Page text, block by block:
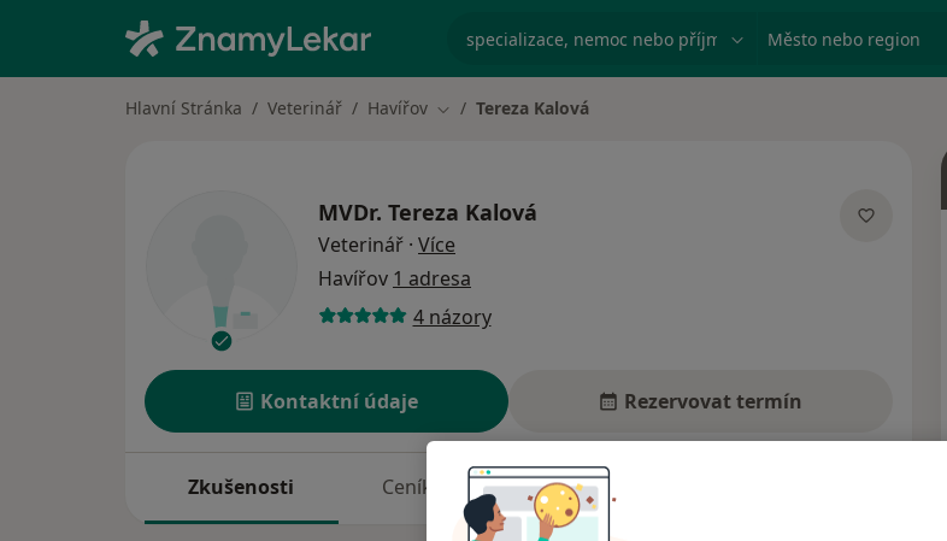
specializace, nemoc nebo příjmení Město nebo region
Hlavní Stránka Veterinář Havířov Změna města
Tereza Kalová
MVDr. Tereza Kalová
Veterinář · Více
Havířov 1 adresa
4 názory
Kontaktní údaje Rezervovat termín
Zkušenosti Ceník Adresy